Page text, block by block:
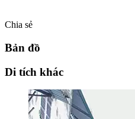
Chia sẻ
Bản đồ
Di tích khác